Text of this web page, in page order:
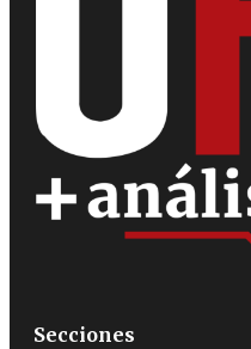
Secciones